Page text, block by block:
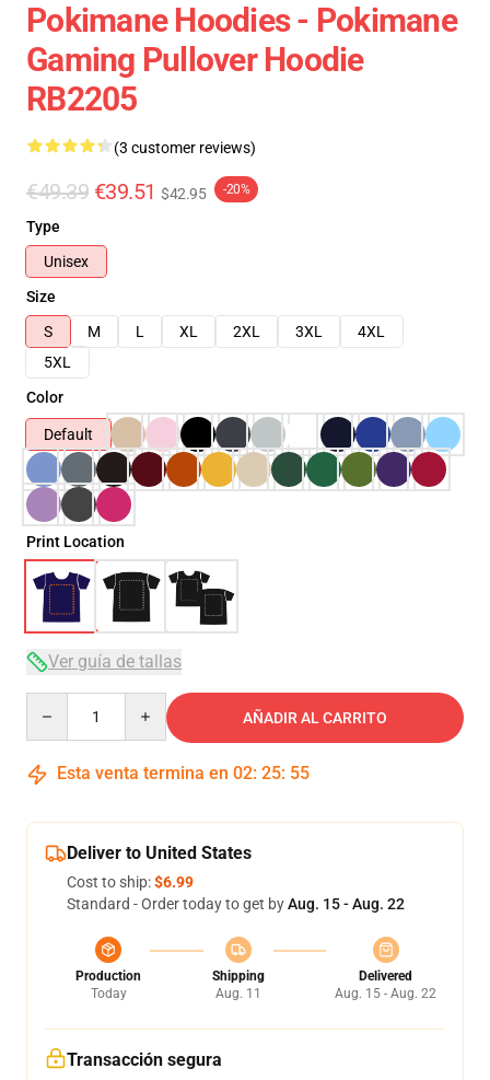
Pokimane Hoodies - Pokimane
Gaming Pullover Hoodie
RB2205
(3 customer reviews)
€49.39 €39.51 $42.95 -20%
Type
Unisex
Size
S
M L XL 2XL 3XL
4XL
5XL
Color
Default
Print Location
Ver guía de tallas
AÑADIR AL CARRITO
Esta venta termina en 02: 25: 54
Deliver to United States
Cost to ship:$6.99
Standard - Order today to get byAug. 15 - Aug. 22
Production
Today
Shipping
Aug. 11
Delivered
Aug. 15 - Aug. 22
Transacción segura